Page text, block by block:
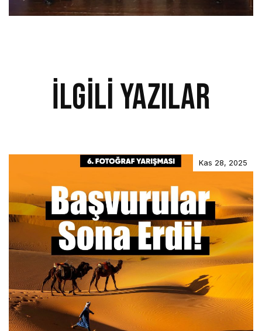
İlgili Yazılar
Kas 28, 2025